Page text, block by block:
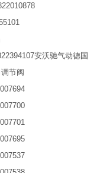
安沃驰气动德国
节阀